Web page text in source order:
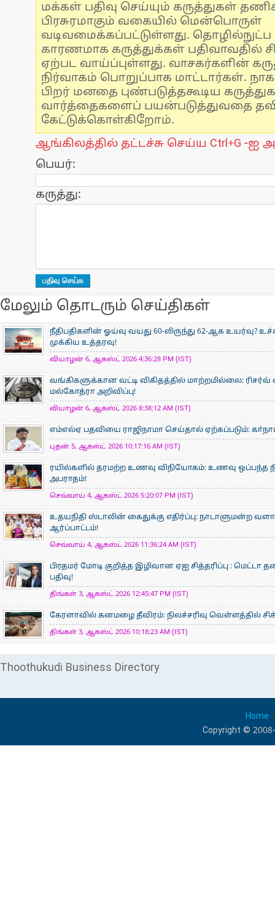
மக்கள் பதிவு செய்யும் கருத்துகள்
பிரசுரமாகும் வகையில் மென்பொருள்
வடிவமைக்கப்பட்டுள்ளது.
காரணமாக கருத்துக்கள் பதிவாவதில்
ஏற்பட வாய்ப்புள்ளது. வாசகர்களின்
நிர்வாகம் பொறுப்பாக மாட்டார்கள்.
பிறர் மனதை புண்படுத்தகூடிய
வார்த்தைகளைப் பயன்படுத்துவதை
கேட்டுக்கொள்கிறோம்.
ஆங்கிலத்தில் தட்டச்சு செய்ய Ctrl+G -ஐ
பெயர்:
கருத்து:
மேலும் தொடரும் செய்திகள்
நீதிபதிகளின் ஓய்வு வயது 60-லிருந்து 62-ஆக உயர்வு?
முக்கிய உத்தரவு!
வியாழன் 6, ஆகஸ்ட் 2026 4:36:28 PM (IST)
வங்கிகளுக்கான வட்டி விகிதத்தில் மாற்றமில்லை:
மல்கோத்ரா அறிவிப்பு!
வியாழன் 6, ஆகஸ்ட் 2026 8:38:12 AM (IST)
எம்எல்ஏ பதவியை ராஜிநாமா செய்தால் ஏற்கப்படும்:
புதன் 5, ஆகஸ்ட் 2026 10:17:16 AM (IST)
ரயில்களில் தரமற்ற உணவு விநியோகம்: உணவு ஒப்பந்த
அபராதம்!
செவ்வாய் 4, ஆகஸ்ட் 2026 5:20:07 PM (IST)
உதயநிதி ஸ்டாலின் கைதுக்கு எதிர்ப்பு: நாடாளுமன்ற
ஆர்ப்பாட்டம்!
செவ்வாய் 4, ஆகஸ்ட் 2026 11:36:24 AM (IST)
பிரதமர் மோடி குறித்த இழிவான ஏஐ சித்தரிப்பு : மெட்டா
பதிவு!
திங்கள் 3, ஆகஸ்ட் 2026 12:45:47 PM (IST)
கேரளாவில் கனமழை தீவிரம்: நிலச்சரிவு வெள்ளத்தில்
திங்கள் 3, ஆகஸ்ட் 2026 10:18:23 AM (IST)
Thoothukudi Business Directory
Home
Copyright ©